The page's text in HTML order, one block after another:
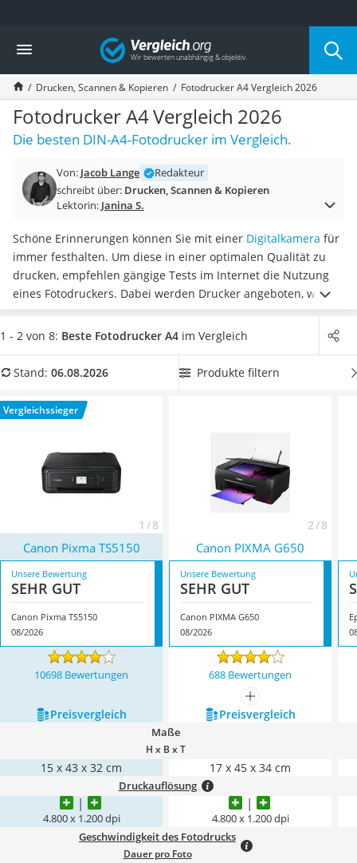
Die beliebtesten Vergleiche nach Kategorie
Elektronik
Powerstation
Monitor 32 Zoll 4K
Fernseher
Drucker
Desktop-PC
Diascanner
Laser-Multifunktionsdrucker
Powerstation mit Solarpanel
Gaming-PC
Soundbar
17-Zoll-Laptop
Satellitenschüssel
Gaming-Headset
Tablets unter 200 Euro
Lichtwecker
Acer Aspire
Vergleich
Drucken, Scannen & Kopieren Fotodrucker A4 Vergleich 2026
Fotodrucker A4 Vergleich 2026
Die besten DIN-A4-Fotodrucker im Vergleich.
Von: Jacob Lange
Redakteur
schreibt über: Drucken, Scannen & Kopieren
Lektorin: Janina S.
Schöne Erinnerungen können Sie mit einer Digitalkamera für
immer festhalten. Um diese in einer optimalen Qualität zu
drucken, empfehlen gängige Tests im Internet die Nutzung
eines Fotodruckers. Dabei werden Drucker angeboten, welche
sogar Fotos im DIN-A4-Format drucken können.A4-
Fotodrucker mit einer hohen Druckauflösung drucken Ihre
einen A4-Fotodrucker mit einer hohen Geschwindigkeit
schnell fertig sind. Überzeugt hat uns hier im August 2026
besonders das Modell
1 - 2 von 8: Beste Fotodrucker A4 im Vergleich
Stand: 06.08.2026 Produkte filtern
Vergleichssieger
1 / 8 2 / 8
Canon Pixma TS5150 Canon PIXMA G650
Unsere Bewertung
SEHR GUT
Canon Pixma TS5150
08/2026
Unsere Bewertung
SEHR GUT
Canon PIXMA G650
08/2026
10698 Bewertungen 688 Bewertungen
mehr anzeigen
Preis­vergleich
Preis­vergleich
Maße
H x B x T
15 x 43 x 32 cm 17 x 45 x 34 cm
Druckauflösung
4.800 x 1.200 dpi 4.800 x 1.200 dpi
Geschwindigkeit des Fotodrucks
Dauer pro Foto